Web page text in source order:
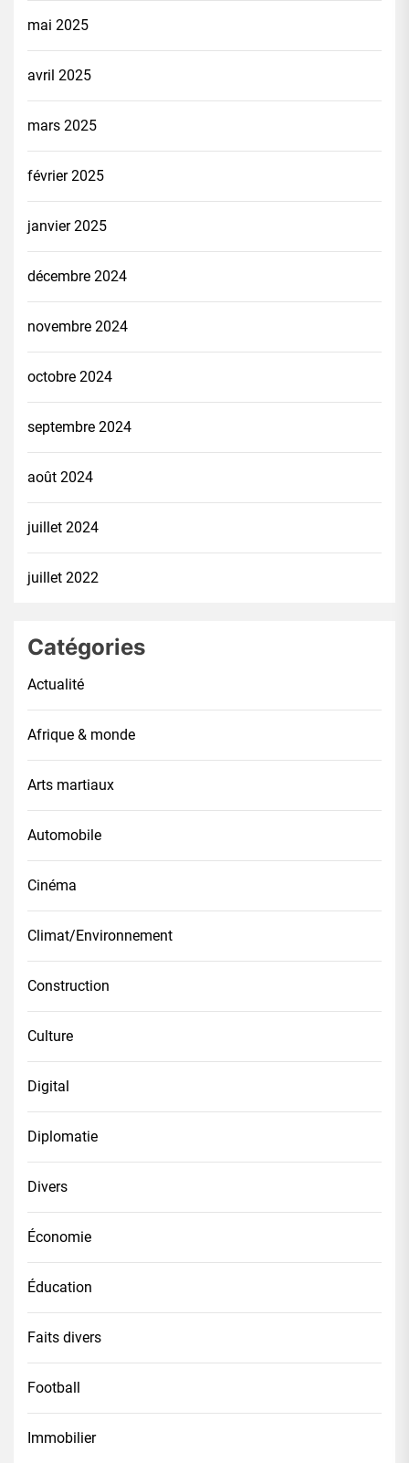
mai 2025
avril 2025
mars 2025
février 2025
janvier 2025
décembre 2024
novembre 2024
octobre 2024
septembre 2024
août 2024
juillet 2024
juillet 2022
Catégories
Actualité
Afrique & monde
Arts martiaux
Automobile
Cinéma
Climat/Environnement
Construction
Culture
Digital
Diplomatie
Divers
Économie
Éducation
Faits divers
Football
Immobilier